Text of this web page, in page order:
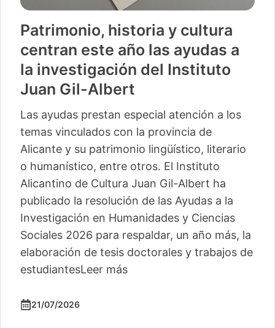
Patrimonio, historia y cultura
centran este año las ayudas a
la investigación del Instituto
Juan Gil-Albert
Las ayudas prestan especial atención a los
temas vinculados con la provincia de
Alicante y su patrimonio lingüístico, literario
o humanístico, entre otros. El Instituto
Alicantino de Cultura Juan Gil-Albert ha
publicado la resolución de las Ayudas a la
Investigación en Humanidades y Ciencias
Sociales 2026 para respaldar, un año más, la
elaboración de tesis doctorales y trabajos de
estudiantesLeer más
21/07/2026